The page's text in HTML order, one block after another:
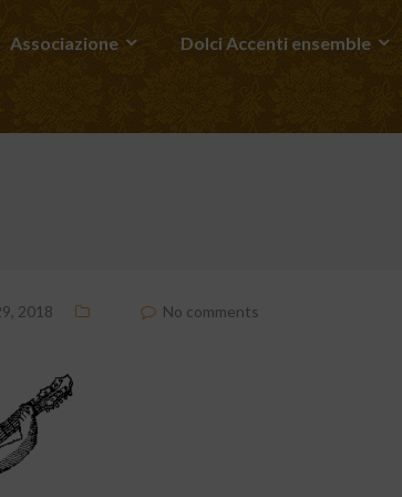
Associazione Dolci Accenti ensemble
2018 No comments